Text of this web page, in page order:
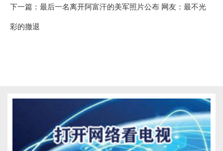
下一篇： 最后一名离开阿富汗的美军照片公布 网友：最不光
彩的撤退